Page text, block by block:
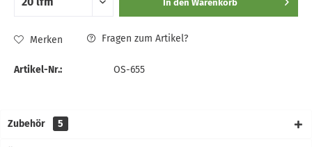
In den Warenkorb
Merken Fragen zum Artikel?
Artikel-Nr.: OS-655
Zubehör 5